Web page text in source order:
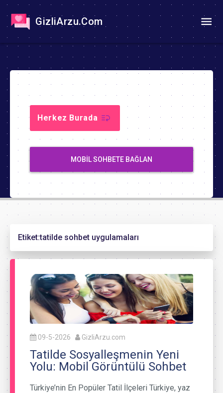
GizliArzu.Com
Herkez Burada
MOBIL SOHBETE BAĞLAN
Etiket:tatilde sohbet uygulamaları
09-5-2026 GizliArzu.com
Tatilde Sosyalleşmenin Yeni
Yolu: Mobil Görüntülü Sohbet
Türkiye’nin En Popüler Tatil İlçeleri Türkiye, yaz